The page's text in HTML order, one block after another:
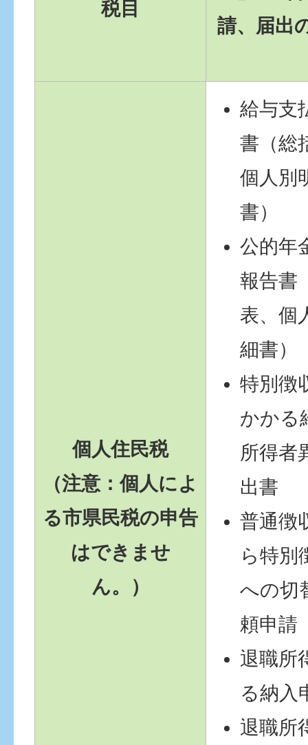
税目
請、届出
個人住民税
（注意：個人によ
る市県民税の申告
はできませ
ん。）
給与支
書（総
個人別
書）
公的年
報告書
表、個
細書）
特別徴
かかる
所得者
出書
普通徴
ら特別
への切
頼申請
退職所
る納入
退職所